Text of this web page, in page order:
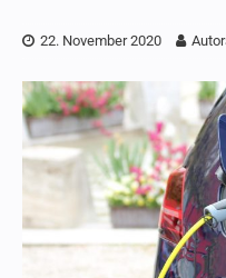
22. November 2020